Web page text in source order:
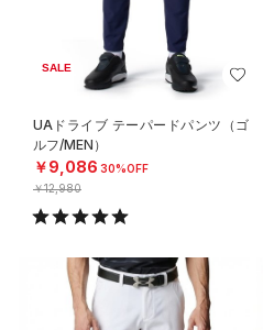
SALE
UAドライブ テーパードパンツ（ゴ
ルフ/MEN）
￥9,086 30%OFF
￥12,980